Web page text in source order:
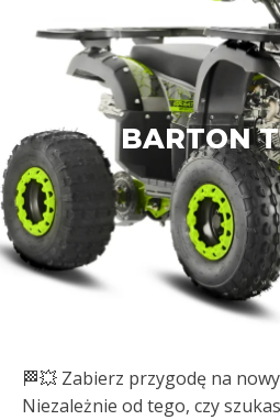
BARTON
🏁💥 Zabierz przygodę na
Niezależnie od tego, czy